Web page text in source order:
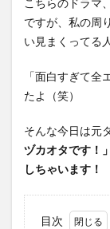
こちらのドラマ
ですが、私の周
い見まくってる
「面白すぎて
たよ（笑）
そんな今日は元
ヅカオタです！」
しちゃいます！
目次